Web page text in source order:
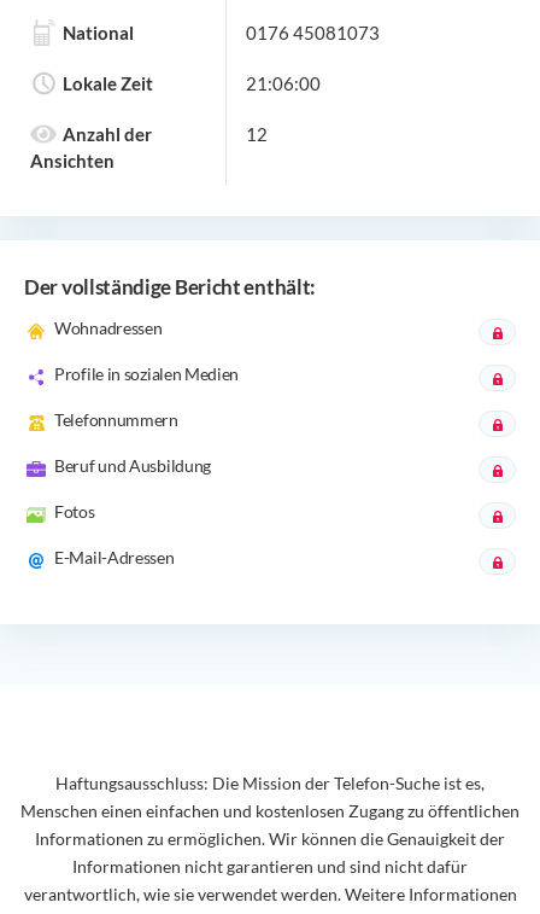
National 0176 45081073
Lokale Zeit 21:06:00
Anzahl der
Ansichten
12
Der vollständige Bericht enthält:
Wohnadressen
Profile in sozialen Medien
Telefonnummern
Beruf und Ausbildung
Fotos
E-Mail-Adressen
Haftungsausschluss: Die Mission der Telefon-Suche ist es,
Menschen einen einfachen und kostenlosen Zugang zu öffentlichen
Informationen zu ermöglichen. Wir können die Genauigkeit der
Informationen nicht garantieren und sind nicht dafür
verantwortlich, wie sie verwendet werden. Weitere Informationen